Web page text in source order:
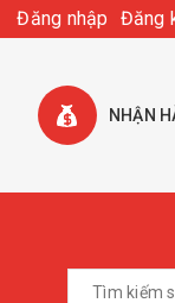
Đăng nhập Đăng
NHẬN